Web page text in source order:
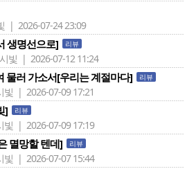
| 2026-07-24 23:09
생명선으로] 리뷰
빛 | 2026-07-12 11:24
물러 가소서[우리는 계절마다] 리뷰
빛 | 2026-07-09 17:21
] 리뷰
빛 | 2026-07-09 17:19
멸망할 텐데] 리뷰
빛 | 2026-07-07 15:44